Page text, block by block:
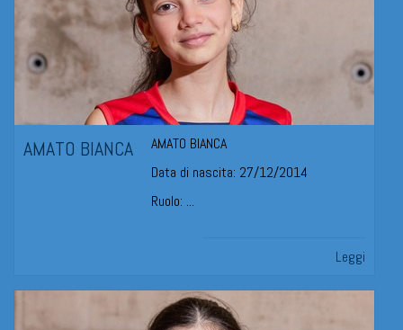
AMATO BIANCA
AMATO BIANCA
Data di nascita: 27/12/2014
Ruolo: ...
Leggi